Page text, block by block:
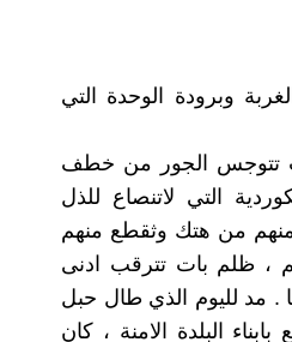
وبرودة الوحدة التي
تتوجس الجور من خطف
التي لاتنصاع للذل
من هتك وثقطع منهم
، ظلم بات تترقب ادنى
. مد لليوم الذي طال حبل
البلدة الامنة ، كان